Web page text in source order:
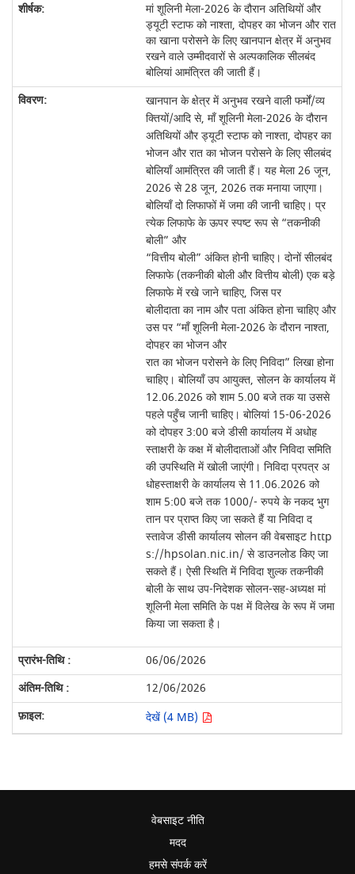
मां शूलिनी मेला-2026 के दौरान अतिथियों और
ड्यूटी स्टाफ को नाश्ता, दोपहर का भोजन और रात
का खाना परोसने के लिए खानपान क्षेत्र में अनुभव
रखने वाले उम्मीदवारों से अल्पकालिक सीलबंद
बोलियां आमंत्रित की जाती हैं।
खानपान के क्षेत्र में अनुभव रखने वाली फर्मों/व्य
क्तियों/आदि से, माँ शूलिनी मेला-2026 के दौरान
अतिथियों और ड्यूटी स्टाफ को नाश्ता, दोपहर का
भोजन और रात का भोजन परोसने के लिए सीलबंद
बोलियाँ आमंत्रित की जाती हैं। यह मेला 26 जून,
2026 से 28 जून, 2026 तक मनाया जाएगा।
बोलियाँ दो लिफाफों में जमा की जानी चाहिए। प्र
त्येक लिफाफे के ऊपर स्पष्ट रूप से “तकनीकी
बोली” और
“वित्तीय बोली” अंकित होनी चाहिए। दोनों सीलबंद
लिफाफे (तकनीकी बोली और वित्तीय बोली) एक बड़े
लिफाफे में रखे जाने चाहिए, जिस पर
बोलीदाता का नाम और पता अंकित होना चाहिए और
उस पर “माँ शूलिनी मेला-2026 के दौरान नाश्ता,
दोपहर का भोजन और
रात का भोजन परोसने के लिए निविदा” लिखा होना
चाहिए। बोलियाँ उप आयुक्त, सोलन के कार्यालय में
12.06.2026 को शाम 5.00 बजे तक या उससे
पहले पहुँच जानी चाहिए। बोलियां 15-06-2026
को दोपहर 3:00 बजे डीसी कार्यालय में अधोह
स्ताक्षरी के कक्ष में बोलीदाताओं और निविदा समिति
की उपस्थिति में खोली जाएंगी। निविदा प्रपत्र अ
धोहस्ताक्षरी के कार्यालय से 11.06.2026 को
शाम 5:00 बजे तक 1000/- रुपये के नकद भुग
तान पर प्राप्त किए जा सकते हैं या निविदा द
स्तावेज डीसी कार्यालय सोलन की वेबसाइट http
s://hpsolan.nic.in/ से डाउनलोड किए जा
सकते हैं। ऐसी स्थिति में निविदा शुल्क तकनीकी
बोली के साथ उप-निदेशक सोलन-सह-अध्यक्ष मां
शूलिनी मेला समिति के पक्ष में विलेख के रूप में जमा
किया जा सकता है।
06/06/2026
12/06/2026
देखें (4 MB)
वेबसाइट नीति
मदद
हमसे संपर्क करें